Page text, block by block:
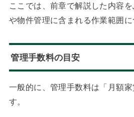
ここでは、前章で解説した内容
や物件管理に含まれる作業範囲に
管理手数料の目安
一般的に、管理手数料は「月額
す。